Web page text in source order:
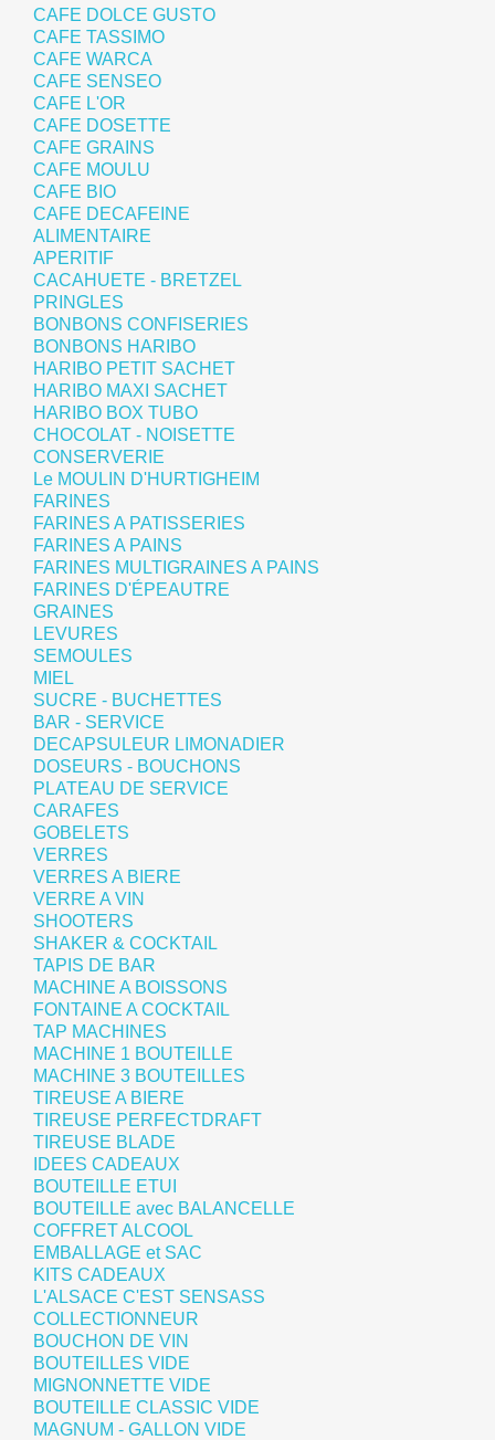
CAFE DOLCE GUSTO
CAFE TASSIMO
CAFE WARCA
CAFE SENSEO
CAFE L'OR
CAFE DOSETTE
CAFE GRAINS
CAFE MOULU
CAFE BIO
CAFE DECAFEINE
ALIMENTAIRE
APERITIF
CACAHUETE - BRETZEL
PRINGLES
BONBONS CONFISERIES
BONBONS HARIBO
HARIBO PETIT SACHET
HARIBO MAXI SACHET
HARIBO BOX TUBO
CHOCOLAT - NOISETTE
CONSERVERIE
Le MOULIN D'HURTIGHEIM
FARINES
FARINES A PATISSERIES
FARINES A PAINS
FARINES MULTIGRAINES A PAINS
FARINES D'ÉPEAUTRE
GRAINES
LEVURES
SEMOULES
MIEL
SUCRE - BUCHETTES
BAR - SERVICE
DECAPSULEUR LIMONADIER
DOSEURS - BOUCHONS
PLATEAU DE SERVICE
CARAFES
GOBELETS
VERRES
VERRES A BIERE
VERRE A VIN
SHOOTERS
SHAKER & COCKTAIL
TAPIS DE BAR
MACHINE A BOISSONS
FONTAINE A COCKTAIL
TAP MACHINES
MACHINE 1 BOUTEILLE
MACHINE 3 BOUTEILLES
TIREUSE A BIERE
TIREUSE PERFECTDRAFT
TIREUSE BLADE
IDEES CADEAUX
BOUTEILLE ETUI
BOUTEILLE avec BALANCELLE
COFFRET ALCOOL
EMBALLAGE et SAC
KITS CADEAUX
L'ALSACE C'EST SENSASS
COLLECTIONNEUR
BOUCHON DE VIN
BOUTEILLES VIDE
MIGNONNETTE VIDE
BOUTEILLE CLASSIC VIDE
MAGNUM - GALLON VIDE